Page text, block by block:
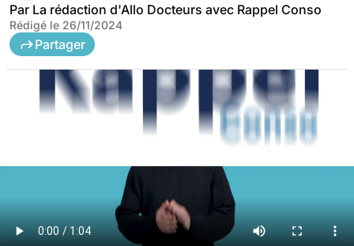
Par La rédaction d'Allo Docteurs avec Rappel Conso
Rédigé le 26/11/2024
Partager